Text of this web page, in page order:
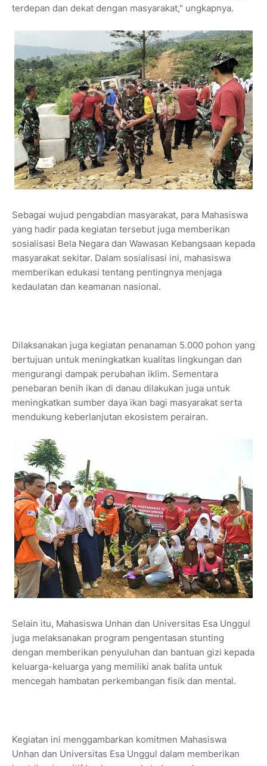
terdepan dan dekat dengan masyarakat," ungkapnya.
Sebagai wujud pengabdian masyarakat, para Mahasiswa
yang hadir pada kegiatan tersebut juga memberikan
sosialisasi Bela Negara dan Wawasan Kebangsaan kepada
masyarakat sekitar. Dalam sosialisasi ini, mahasiswa
memberikan edukasi tentang pentingnya menjaga
kedaulatan dan keamanan nasional.
Dilaksanakan juga kegiatan penanaman 5.000 pohon yang
bertujuan untuk meningkatkan kualitas lingkungan dan
mengurangi dampak perubahan iklim. Sementara
penebaran benih ikan di danau dilakukan juga untuk
meningkatkan sumber daya ikan bagi masyarakat serta
mendukung keberlanjutan ekosistem perairan.
Selain itu, Mahasiswa Unhan dan Universitas Esa Unggul
juga melaksanakan program pengentasan stunting
dengan memberikan penyuluhan dan bantuan gizi kepada
keluarga-keluarga yang memiliki anak balita untuk
mencegah hambatan perkembangan fisik dan mental.
Kegiatan ini menggambarkan komitmen Mahasiswa
Unhan dan Universitas Esa Unggul dalam memberikan